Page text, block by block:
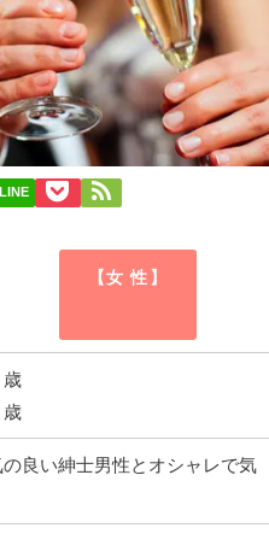
LINE
【女 性】
歳
歳
の良い紳士男性とオシャレで気